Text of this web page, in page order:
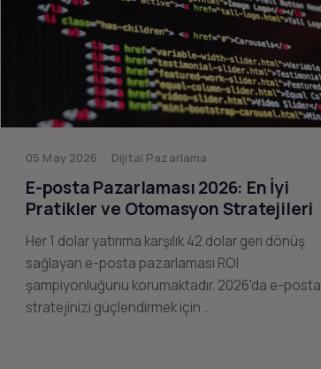
05 May 2026 · Dijital Pazarlama
E-posta Pazarlaması 2026: En İyi
Pratikler ve Otomasyon Stratejileri
Her 1 dolar yatırıma karşılık 42 dolar geri dönüş
sağlayan e-posta pazarlaması ROI
şampiyonluğunu korumaktadır. 2026'da e-posta
stratejinizi güçlendirmek için …